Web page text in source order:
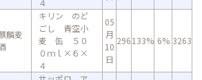
４
麟麦
キリン のど
ごし 青空小
麦 缶 ５０
０ｍｌ×６×
４
05
月
10
日
296133% 6% 3263